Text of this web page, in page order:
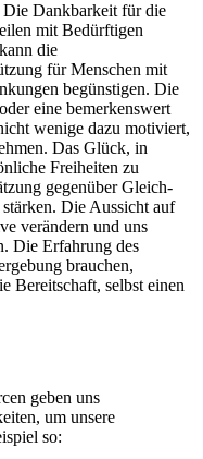
Die Dankbarkeit für die
mit Bedürftigen
die
für Menschen mit
begünstigen. Die
eine bemerkenswert
wenige dazu motiviert,
Das Glück, in
Freiheiten zu
gegenüber Gleich-
Die Aussicht auf
verändern und uns
Die Erfahrung des
brauchen,
Bereitschaft, selbst einen
geben uns
um unsere
so: